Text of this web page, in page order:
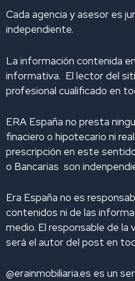
k
e
d
n
b
o
k
a
a
m
Cada agencia y asesor es
independiente.
La información contenida
informativa. El lector del
profesional cualificado en
ERA España no presta
finaciero o hipotecario ni
prescripción en este
o Bancarias son
Era España no es
contenidos ni de las
medio. El responsable de
será el autor del post en
@erainmobiliaria.es es un